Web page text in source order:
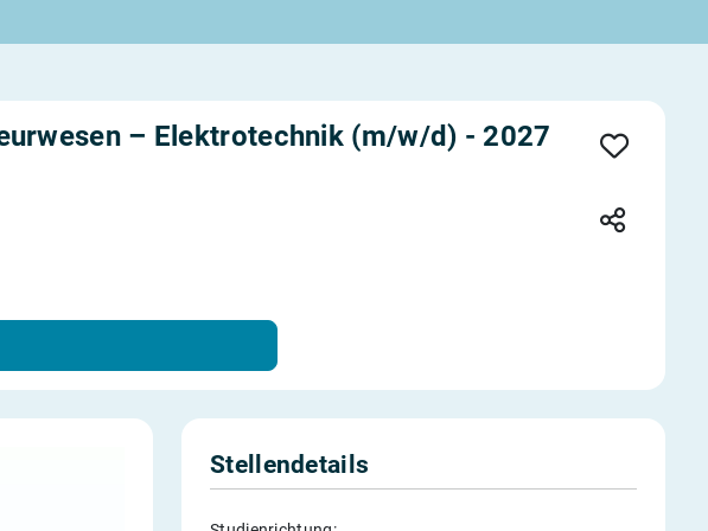
– Elektrotechnik (m/w/d) - 2027
Stellendetails